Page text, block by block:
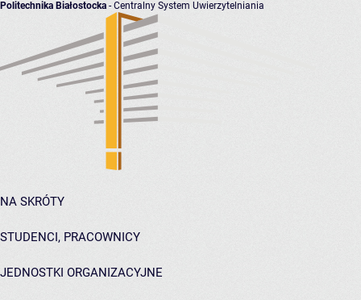
Politechnika Białostocka - Centralny System Uwierzytelniania
NA SKRÓTY
STUDENCI, PRACOWNICY
JEDNOSTKI ORGANIZACYJNE